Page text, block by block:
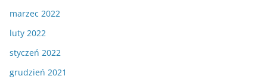
marzec 2022
luty 2022
styczeń 2022
grudzień 2021